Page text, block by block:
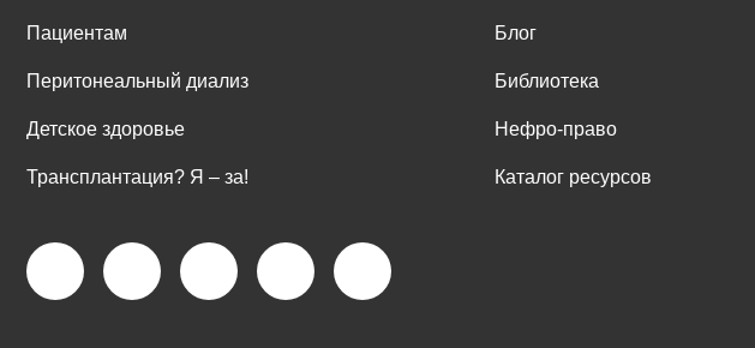
Пациентам
Перитонеальный диализ
Детское здоровье
Трансплантация? Я ‒ за!
Блог
Библиотека
Нефро-право
Каталог ресурсов